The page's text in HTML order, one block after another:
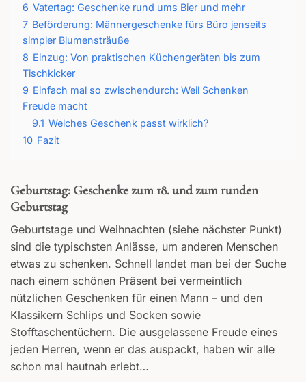
6 Vatertag: Geschenke rund ums Bier und mehr
7 Beförderung: Männergeschenke fürs Büro jenseits
simpler Blumensträuße
8 Einzug: Von praktischen Küchengeräten bis zum
Tischkicker
9 Einfach mal so zwischendurch: Weil Schenken
Freude macht
9.1 Welches Geschenk passt wirklich?
10 Fazit
Geburtstag: Geschenke zum 18. und zum runden
Geburtstag
Geburtstage und Weihnachten (siehe nächster Punkt)
sind die typischsten Anlässe, um anderen Menschen
etwas zu schenken. Schnell landet man bei der Suche
nach einem schönen Präsent bei vermeintlich
nützlichen Geschenken für einen Mann – und den
Klassikern Schlips und Socken sowie
Stofftaschentüchern. Die ausgelassene Freude eines
jeden Herren, wenn er das auspackt, haben wir alle
schon mal hautnah erlebt…